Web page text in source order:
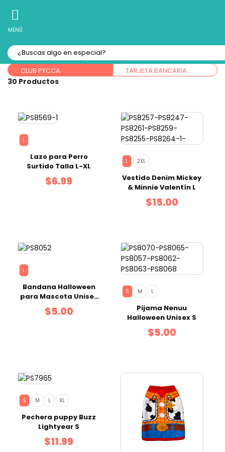
MENÚ
Forma de pago:
CLUB PYCCA TARJETA BANCARIA
30
L
Lazo para Perro
Surtido Talla L-XL
$6.99
L 2XL
Vestido Denim Mickey
& Minnie Valentín L
$15.00
L
Bandana Halloween
para Mascota Unisex
Talla L
$5.00
S M L
Pijama Nenuu
Halloween Unisex S
$5.00
S M L XL
Pechera puppy Buzz
Lightyear S
$11.99